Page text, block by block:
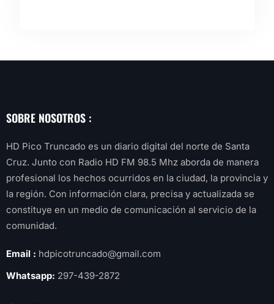
SOBRE NOSOTROS :
HD Pico Truncado es un diario digital del norte de Santa
Cruz. Junto con Radio HD FM 98.5 Mhz aborda de manera
profesional los hechos ocurridos en la ciudad, la provincia y
la región. Con información clara, precisa y actualizada se
constituye en un medio de comunicación al servicio de la
comunidad.
Email : hdpicotruncado@gmail.com
Whatsapp: 297-439-2872